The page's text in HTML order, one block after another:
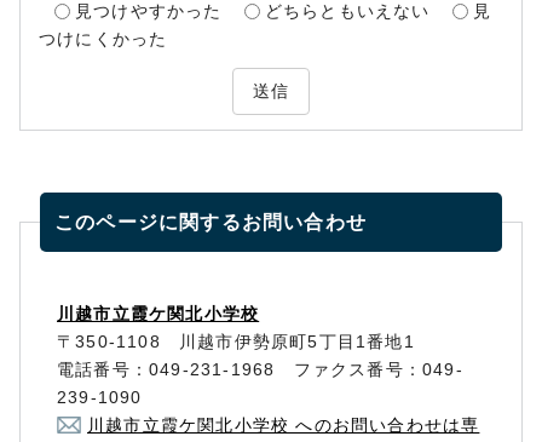
見つけやすかった
どちらともいえない
見
つけにくかった
送信
このページに関するお問い合わせ
川越市立霞ケ関北小学校
〒350-1108 川越市伊勢原町5丁目1番地1
電話番号：049-231-1968 ファクス番号：049-
239-1090
川越市立霞ケ関北小学校 へのお問い合わせは専